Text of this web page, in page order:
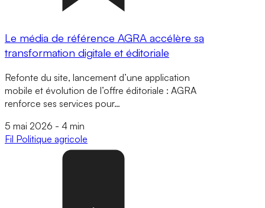
Le média de référence AGRA accélère sa
transformation digitale et éditoriale
Refonte du site, lancement d’une application
mobile et évolution de l’offre éditoriale : AGRA
renforce ses services pour…
5 mai 2026 - 4 min
Fil Politique agricole